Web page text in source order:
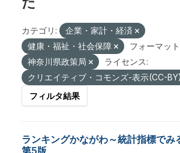
カテゴリ:
企業・家計・経済
健康・福祉・社会保障
フォーマッ
神奈川県政策局
ライセンス:
クリエイティブ・コモンズ-表示(CC-BY)
フィルタ結果
ランキングかながわ～統計指標でみ
第5版